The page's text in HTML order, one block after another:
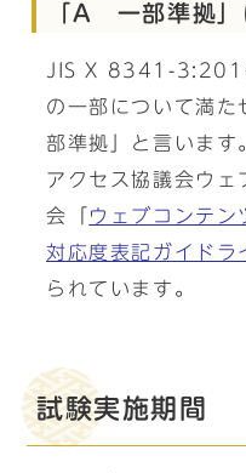
「A 一部準拠」
JIS X 8341-
の一部について満
部準拠」と言います
アクセス協議会ウェ
会「
ウェブコンテ
対応度表記ガイドラ
られています。
試験実施期間